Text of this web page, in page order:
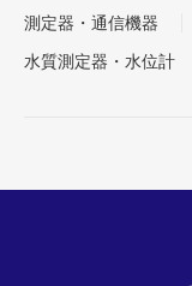
測定器・通信機器
水質測定器・水位計